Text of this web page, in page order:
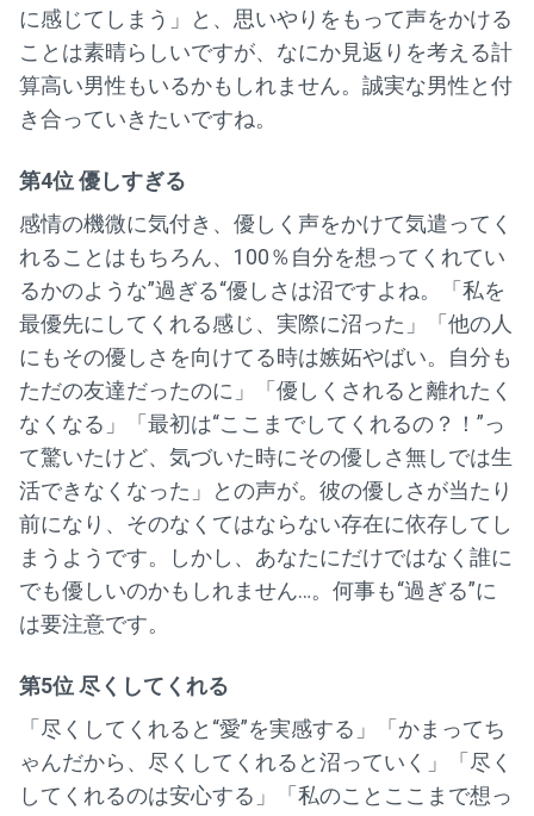
に感じてしまう」と、思いやりをもって声をかける
ことは素晴らしいですが、なにか見返りを考える計
算高い男性もいるかもしれません。誠実な男性と付
き合っていきたいですね。
第4位 優しすぎる
感情の機微に気付き、優しく声をかけて気遣ってく
れることはもちろん、100％自分を想ってくれてい
るかのような”過ぎる“優しさは沼ですよね。「私を
最優先にしてくれる感じ、実際に沼った」「他の人
にもその優しさを向けてる時は嫉妬やばい。自分も
ただの友達だったのに」「優しくされると離れたく
なくなる」「最初は“ここまでしてくれるの？！”っ
て驚いたけど、気づいた時にその優しさ無しでは生
活できなくなった」との声が。彼の優しさが当たり
前になり、そのなくてはならない存在に依存してし
まうようです。しかし、あなたにだけではなく誰に
でも優しいのかもしれません…。何事も“過ぎる”に
は要注意です。
第5位 尽くしてくれる
「尽くしてくれると“愛”を実感する」「かまってち
ゃんだから、尽くしてくれると沼っていく」「尽く
してくれるのは安心する」「私のことここまで想っ